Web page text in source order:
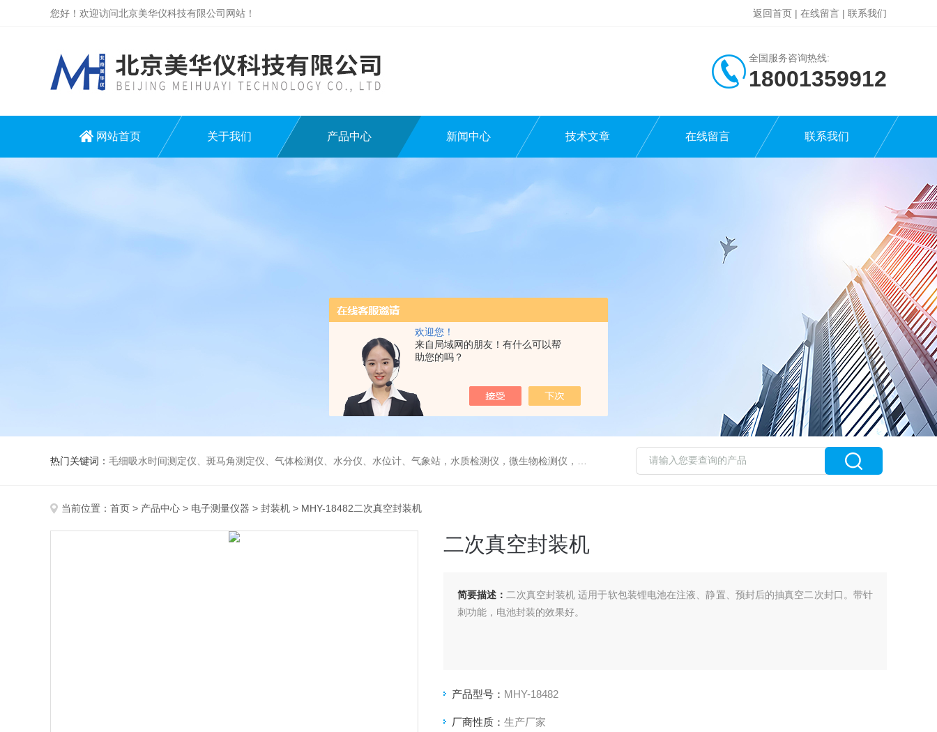
欢迎您！
来自局域网的朋友！有什么可以帮
助您的吗？
您好！欢迎访问北京美华仪科技有限公司网站！ 返回首页 | 在线留言 | 联系我们
全国服务咨询热线:
18001359912
网站首页 关于我们 产品中心 新闻中心 技术文章 在线留言 联系我们
热门关键词： 毛细吸水时间测定仪、斑马角测定仪、气体检测仪、水分仪、水位计、气象站，水质检测仪，微生物检测仪，气体检测仪
当前位置： 首页 > 产品中心 > 电子测量仪器 > 封装机 > MHY-18482二次真空封装机
二次真空封装机
简要描述： 二次真空封装机 适用于软包装锂电池在注液、静置、预封后的抽真空二次封口。带针
刺功能，电池封装的效果好。
产品型号： MHY-18482
厂商性质： 生产厂家